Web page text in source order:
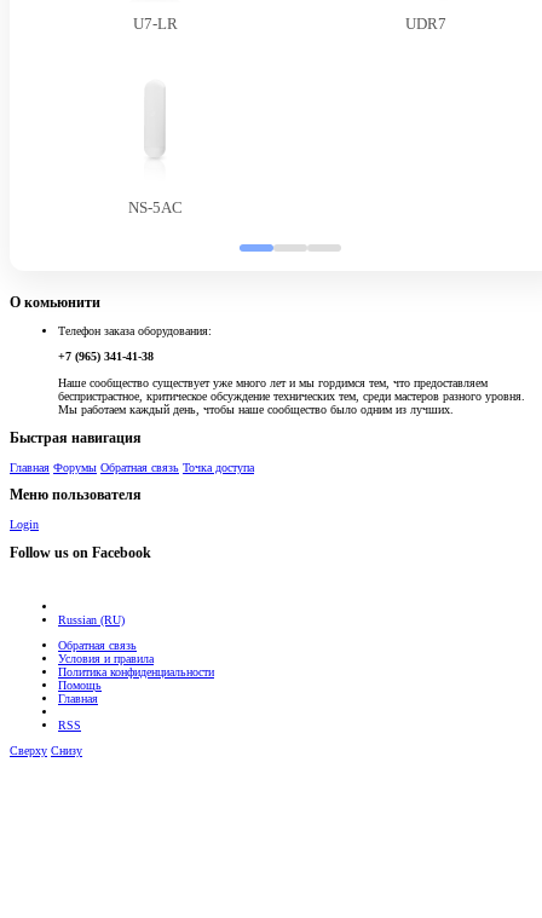
U7-LR UDR7
NS-5AC
О комьюнити
Телефон заказа оборудования:
+7 (965) 341-41-38
Наше сообщество существует уже много лет и мы гордимся тем, что предоставляем
беспристрастное, критическое обсуждение технических тем, среди мастеров разного уровня.
Мы работаем каждый день, чтобы наше сообщество было одним из лучших.
Быстрая навигация
Главная Форумы Обратная связь Точка доступа
Меню пользователя
Login
Follow us on Facebook
Russian (RU)
Обратная связь
Условия и правила
Политика конфиденциальности
Помощь
Главная
RSS
Сверху Снизу